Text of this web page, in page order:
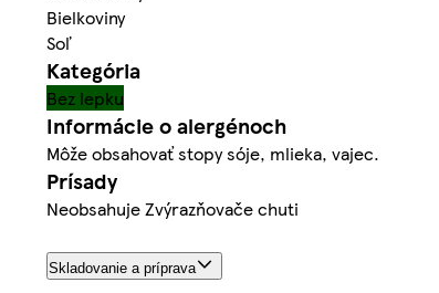
Bielkoviny
Soľ
Kategória
Bez lepku
Informácie o alergénoch
Môže obsahovať stopy sóje, mlieka, vajec.
Prísady
Neobsahuje Zvýrazňovače chuti
Skladovanie a príprava